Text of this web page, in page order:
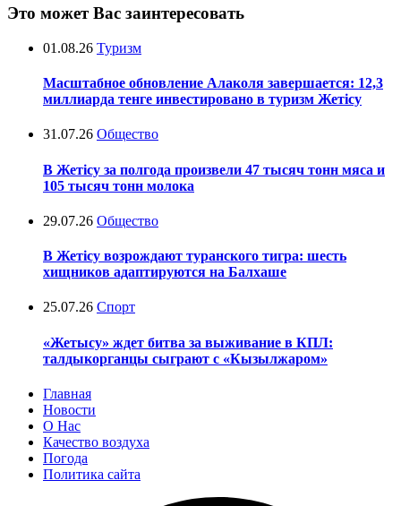
Это может Вас заинтересовать
01.08.26 Туризм
Масштабное обновление Алаколя завершается: 12,3
миллиарда тенге инвестировано в туризм Жетісу
31.07.26 Общество
В Жетісу за полгода произвели 47 тысяч тонн мяса и
105 тысяч тонн молока
29.07.26 Общество
В Жетісу возрождают туранского тигра: шесть
хищников адаптируются на Балхаше
25.07.26 Спорт
«Жетысу» ждет битва за выживание в КПЛ:
талдыкорганцы сыграют с «Кызылжаром»
Главная
Новости
О Нас
Качество воздуха
Погода
Политика сайта